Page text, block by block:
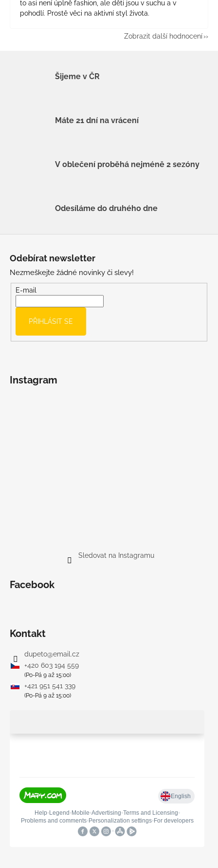
to asi není úplně fashion, ale děti jsou v suchu a v
pohodlí. Prostě věci na aktivní styl života.
Zobrazit další hodnocení
Šijeme v ČR
Máte 21 dní na vrácení
V oblečení proběhá nejméně 2 sezóny
Odesíláme do druhého dne
Odebírat newsletter
Nezmeškejte žádné novinky či slevy!
E-mail
PŘIHLÁSIT SE
Instagram
Sledovat na Instagramu
Facebook
Kontakt
dupeto@email.cz
+420 603 194 559
(Po-Pá 9 až 15:00)
+421 951 541 339
(Po-Pá 9 až 15:00)